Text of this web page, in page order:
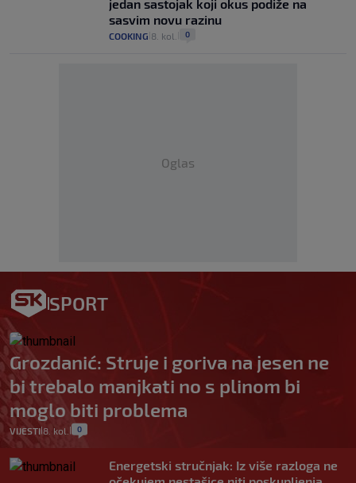
jedan sastojak koji okus podiže na
sasvim novu razinu
COOKING 8. kol. 0
Oglas
SPORT
Grozdanić: Struje i goriva na jesen ne
bi trebalo manjkati no s plinom bi
moglo biti problema
VIJESTI 8. kol. 0
Energetski stručnjak: Iz više razloga ne